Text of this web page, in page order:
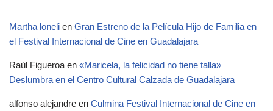
Martha loneli en Gran Estreno de la Película Hijo de Familia en
el Festival Internacional de Cine en Guadalajara
Raúl Figueroa en «Maricela, la felicidad no tiene talla»
Deslumbra en el Centro Cultural Calzada de Guadalajara
alfonso alejandre en Culmina Festival Internacional de Cine en